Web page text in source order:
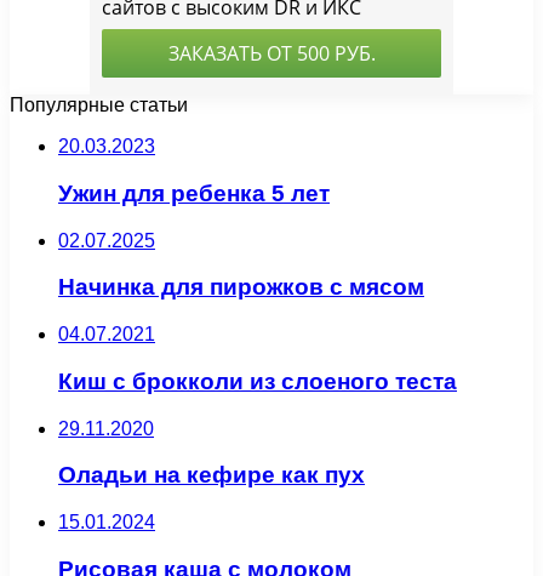
Популярные статьи
20.03.2023
Ужин для ребенка 5 лет
02.07.2025
Начинка для пирожков с мясом
04.07.2021
Киш с брокколи из слоеного теста
29.11.2020
Оладьи на кефире как пух
15.01.2024
Рисовая каша с молоком